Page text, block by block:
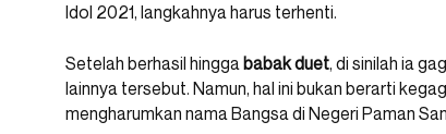
Idol 2021, langkahnya harus terhenti.
Setelah berhasil hingga babak duet, di sinilah ia
lainnya tersebut. Namun, hal ini bukan berarti
mengharumkan nama Bangsa di Negeri Paman